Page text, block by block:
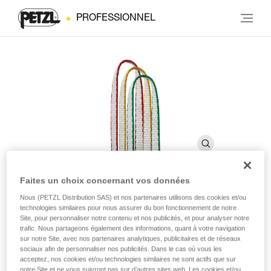
PROFESSIONNEL
ST'ANNEAU
Anneau cousu léger
ST’ANNEAU est une alternative plus légère aux anneaux de
Faites un choix concernant vos données
Nous (PETZL Distribution SAS) et nos partenaires utilisons des cookies et/ou
technologies similaires pour nous assurer du bon fonctionnement de notre
Site, pour personnaliser notre contenu et nos publicités, et pour analyser notre
trafic. Nous partageons également des informations, quant à votre navigation
sur notre Site, avec nos partenaires analytiques, publicitaires et de réseaux
sociaux afin de personnaliser nos publicités. Dans le cas où vous les
acceptez, nos cookies et/ou technologies similaires ne sont actifs que sur
notre Site et ne vous suivront pas sur d’autres sites web. Les cookies et/ou